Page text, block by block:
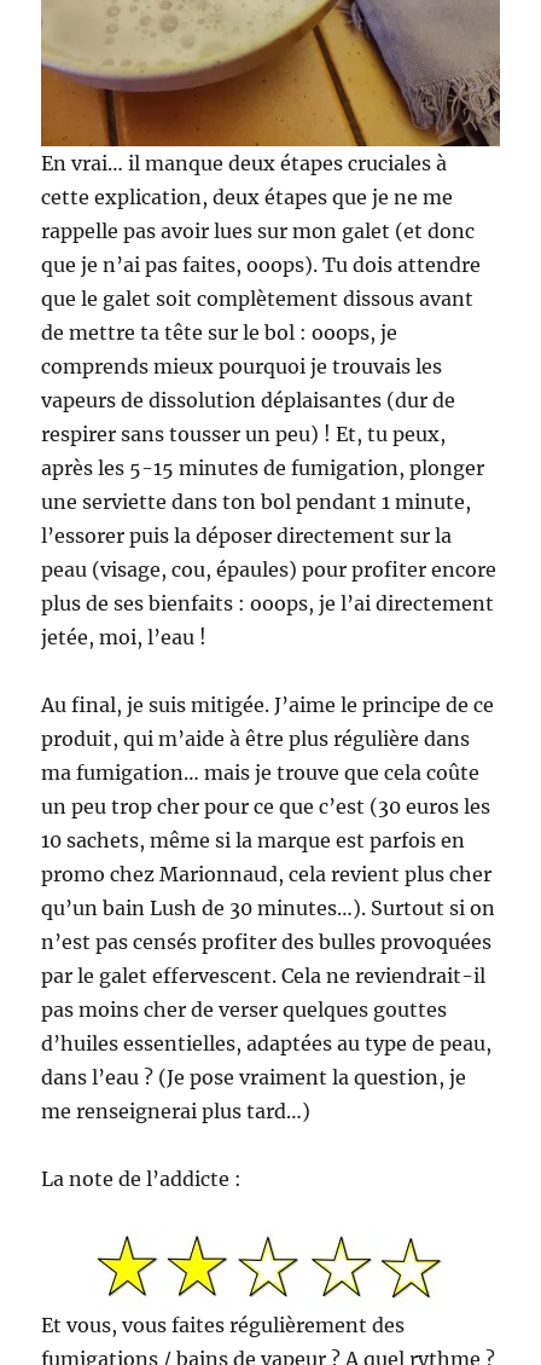
En vrai… il manque deux étapes cruciales à
cette explication, deux étapes que je ne me
rappelle pas avoir lues sur mon galet (et donc
que je n’ai pas faites, ooops). Tu dois attendre
que le galet soit complètement dissous avant
de mettre ta tête sur le bol : ooops, je
comprends mieux pourquoi je trouvais les
vapeurs de dissolution déplaisantes (dur de
respirer sans tousser un peu) ! Et, tu peux,
après les 5-15 minutes de fumigation, plonger
une serviette dans ton bol pendant 1 minute,
l’essorer puis la déposer directement sur la
peau (visage, cou, épaules) pour profiter encore
plus de ses bienfaits : ooops, je l’ai directement
jetée, moi, l’eau !
Au final, je suis mitigée. J’aime le principe de ce
produit, qui m’aide à être plus régulière dans
ma fumigation… mais je trouve que cela coûte
un peu trop cher pour ce que c’est (30 euros les
10 sachets, même si la marque est parfois en
promo chez Marionnaud, cela revient plus cher
qu’un bain Lush de 30 minutes…). Surtout si on
n’est pas censés profiter des bulles provoquées
par le galet effervescent. Cela ne reviendrait-il
pas moins cher de verser quelques gouttes
d’huiles essentielles, adaptées au type de peau,
dans l’eau ? (Je pose vraiment la question, je
me renseignerai plus tard…)
La note de l’addicte :
Et vous, vous faites régulièrement des
fumigations / bains de vapeur ? A quel rythme ?